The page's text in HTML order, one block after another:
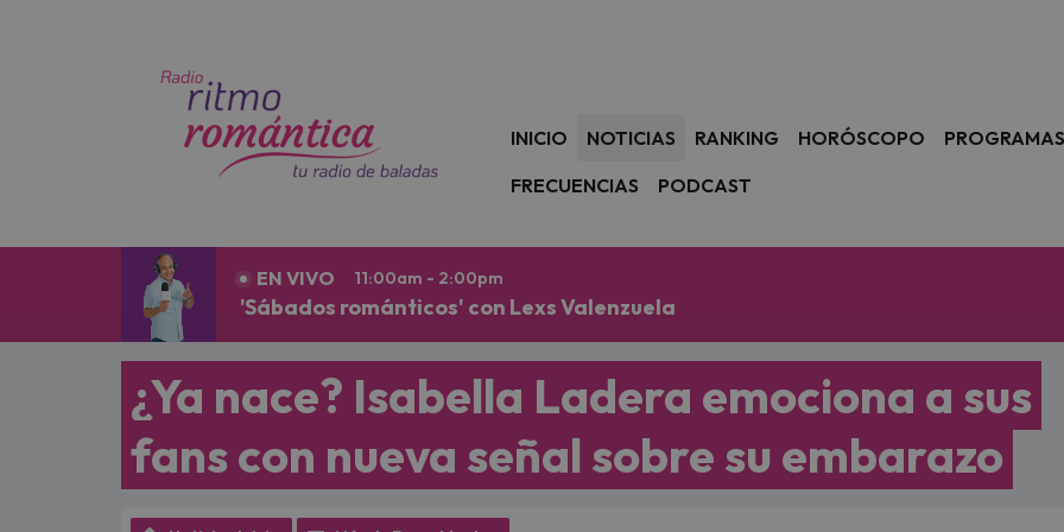
INICIO NOTICIAS RANKING HORÓSCOPO PROGRAMAS
FRECUENCIAS
PODCAST
EN VIVO 11:00am - 2:00pm
'Sábados románticos' con Lexs Valenzuela
¿Ya nace? Isabella Ladera emociona a sus
fans con nueva señal sobre su embarazo